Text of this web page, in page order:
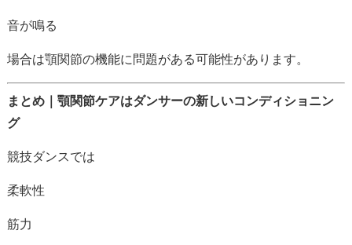
音が鳴る
場合は顎関節の機能に 問題がある可能性があり ます。
まとめ｜ 顎関節ケアはダンサーの新しいコンディショニン
グ
競技ダンスでは
柔軟性
筋力